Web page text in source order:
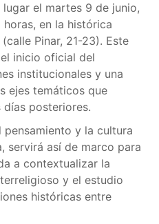
el martes 9 de junio,
en la histórica
Pinar, 21-23). Este
inicio oficial del
institucionales y una
ejes temáticos que
posteriores.
pensamiento y la cultura
servirá así de marco para
a contextualizar la
y el estudio
históricas entre